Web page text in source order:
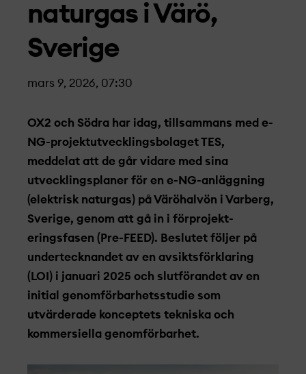
naturgas i Värö,
Sverige
mars 9, 2026, 07:30
OX2 och Södra har idag, tillsammans med e-
NG-projekt­utvecklings­bolaget TES,
meddelat att de går vidare med sina
utvecklingsplaner för en e-NG-anläggning
(elektrisk naturgas) på Väröhalvön i Varberg,
Sverige, genom att gå in i förprojekt­
eringsfasen (Pre-FEED). Beslutet följer på
undertecknandet av en avsiktsförklaring
(LOI) i januari 2025 och slutförandet av en
initial genomförbarhetsstudie som
utvärderade konceptets tekniska och
kommersiella genomförbarhet.